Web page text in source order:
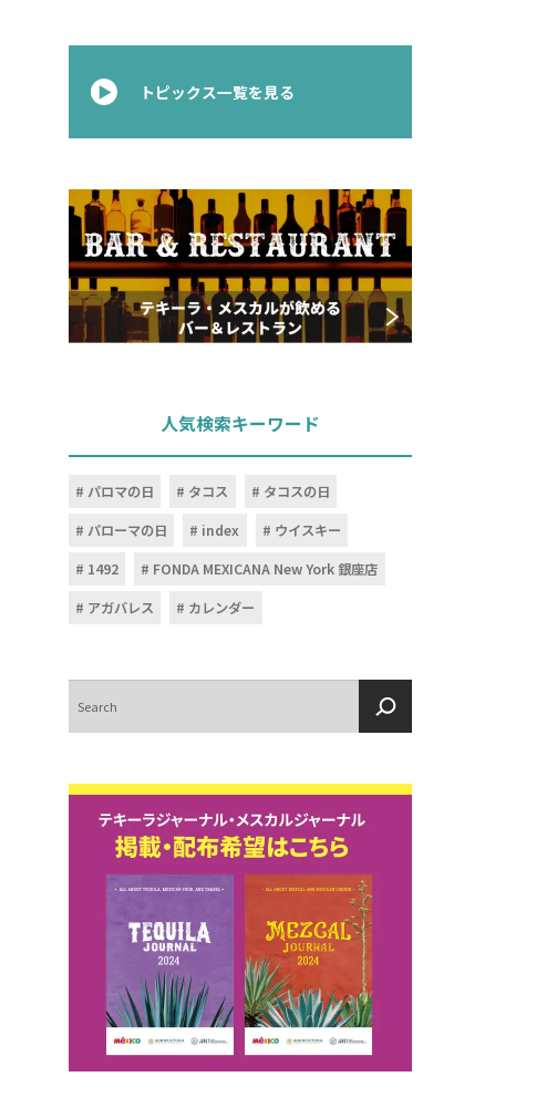
トピックス一覧を見る
人気検索キーワード
パロマの日 タコス
タコスの日
パローマの日
index
ウイスキー
1492
FONDA MEXICANA New York 銀座店
アガバレス
カレンダー
索